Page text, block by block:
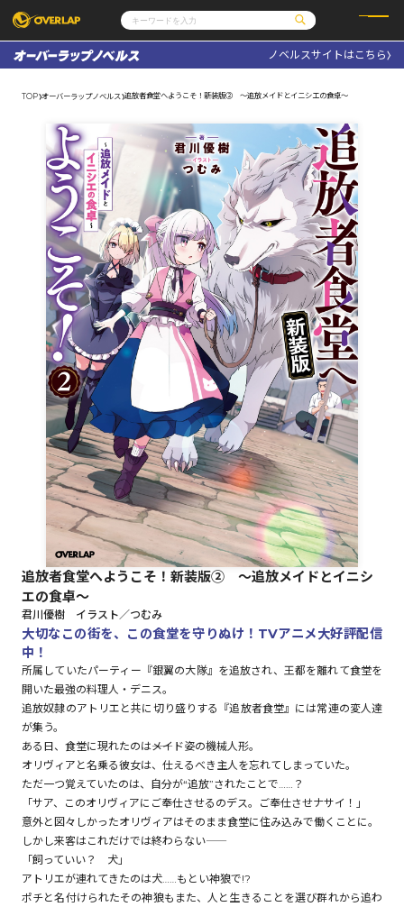
コミックガルド
コミッククリエ
文庫
ノベルス
その他
コミックエッセイ
ポケットモンスター
アニメ
ゲーム
通販・NEWS
OVERLAP STORE
オーバーラップ広報室
企業
会社概要
採用情報
アクセス
オーバーラップホールディングス
お問い合わせはこちら
オーバーラップ文庫
オーバーラップノベルス
オーバーラップノベルスf
ロサージュノベルス
コミックガルド
コミックパルフェ
閉じる
ノベルスサイトはこちら
TOP オーバーラップノベルス 追放者食堂へようこそ！新装版② ～追放メイドとイニシエの食卓～
追放者食堂へようこそ！新装版② ～追放メイドとイニシ
エの食卓～
君川優樹 イラスト／つむみ
大切なこの街を、この食堂を守りぬけ！TVアニメ大好評配信
中！
所属していたパーティー『銀翼の大隊』を追放され、王都を離れて食堂を
開いた最強の料理人・デニス。
追放奴隷のアトリエと共に切り盛りする『追放者食堂』には常連の変人達
が集う。
ある日、食堂に現れたのは――メイド姿の機械人形。
オリヴィアと名乗る彼女は、仕えるべき主人を忘れてしまっていた。
ただ一つ覚えていたのは、自分が“追放”されたことで……？
「サア、このオリヴィアにご奉仕させるのデス。ご奉仕させナサイ！」
意外と図々しかったオリヴィアはそのまま食堂に住み込みで働くことに。
しかし来客はこれだけでは終わらない――
「飼っていい？ 犬」
アトリエが連れてきたのは犬……もとい神狼で!?
ポチと名付けられたその神狼もまた、人と生きることを選び群れから追わ